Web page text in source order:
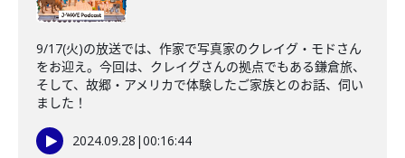
9/17(火)の放送では、作家で写真家のクレイグ・モドさん
をお迎え。今回は、クレイグさんの拠点でもある鎌倉旅、
そして、故郷・アメリカで体験したご家族とのお話、伺い
ました！
2024.09.28 |00:16:44